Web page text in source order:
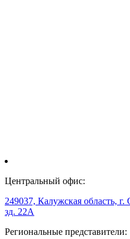
Центральный офис:
249037, Калужская область,
зд. 22А
Региональные представители: